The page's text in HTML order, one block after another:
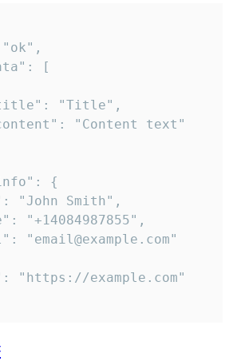
[
"Title",
"Content text"
{
"John Smith",
"+14084987855",
"email@example.com"
"https://example.com"